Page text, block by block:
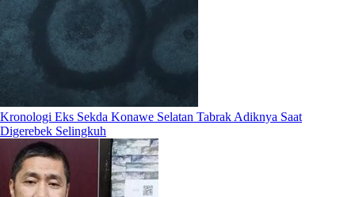
Kronologi Eks Sekda Konawe Selatan Tabrak Adiknya Saat
Digerebek Selingkuh